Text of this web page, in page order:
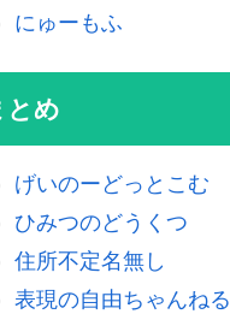
にゅーもふ
とめ
げいのーどっとこむ
ひみつのどうくつ
住所不定名無し
表現の自由ちゃんねる